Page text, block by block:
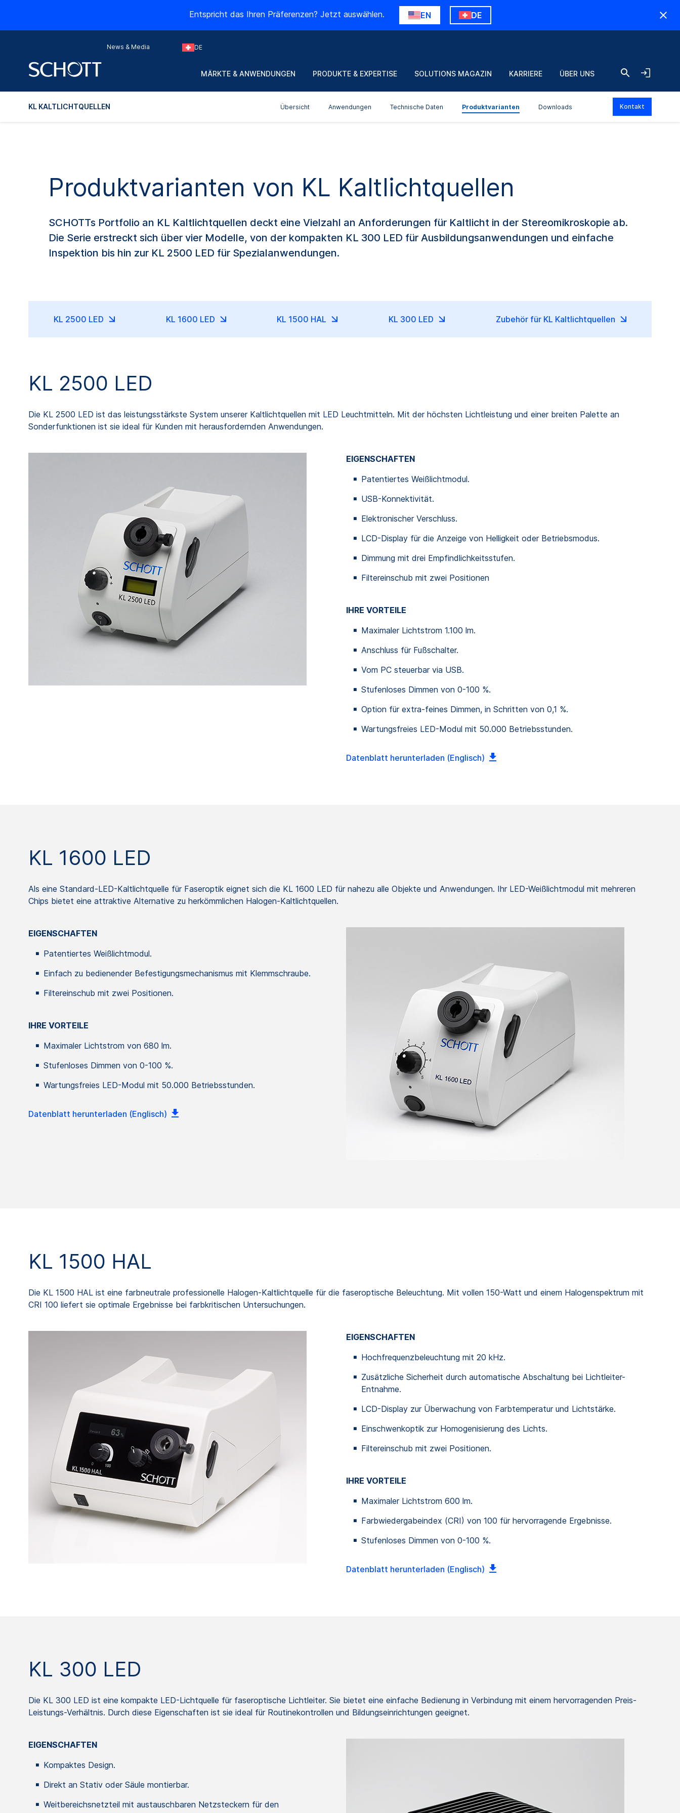
Entspricht das Ihren Präferenzen? Jetzt auswählen. EN DE
News & Media DE
MÄRKTE & ANWENDUNGEN PRODUKTE & EXPERTISE SOLUTIONS MAGAZIN KARRIERE ÜBER UNS
KL KALTLICHTQUELLEN Übersicht Anwendungen Technische Daten Produktvarianten Downloads Kontakt
Produktvarianten von KL Kaltlichtquellen
SCHOTTs Portfolio an KL Kaltlichtquellen deckt eine Vielzahl an Anforderungen für Kaltlicht in der Stereomikroskopie ab.
Die Serie erstreckt sich über vier Modelle, von der kompakten KL 300 LED für Ausbildungsanwendungen und einfache
Inspektion bis hin zur KL 2500 LED für Spezialanwendungen.
KL 2500 LED KL 1600 LED KL 1500 HAL KL 300 LED Zubehör für KL Kaltlichtquellen
KL 2500 LED
Die KL 2500 LED ist das leistungsstärkste System unserer Kaltlichtquellen mit LED Leuchtmitteln. Mit der höchsten Lichtleistung und einer breiten Palette an
Sonderfunktionen ist sie ideal für Kunden mit herausfordernden Anwendungen.
EIGENSCHAFTEN
Patentiertes Weißlichtmodul.
USB-Konnektivität.
Elektronischer Verschluss.
LCD-Display für die Anzeige von Helligkeit oder Betriebsmodus.
Dimmung mit drei Empfindlichkeitsstufen.
Filtereinschub mit zwei Positionen
IHRE VORTEILE
Maximaler Lichtstrom 1.100 lm.
Anschluss für Fußschalter.
Vom PC steuerbar via USB.
Stufenloses Dimmen von 0-100 %.
Option für extra-feines Dimmen, in Schritten von 0,1 %.
Wartungsfreies LED-Modul mit 50.000 Betriebsstunden.
Datenblatt herunterladen (Englisch)
KL 1600 LED
Als eine Standard-LED-Kaltlichtquelle für Faseroptik eignet sich die KL 1600 LED für nahezu alle Objekte und Anwendungen. Ihr LED-Weißlichtmodul mit mehreren
Chips bietet eine attraktive Alternative zu herkömmlichen Halogen-Kaltlichtquellen.
EIGENSCHAFTEN
Patentiertes Weißlichtmodul.
Einfach zu bedienender Befestigungsmechanismus mit Klemmschraube.
Filtereinschub mit zwei Positionen.
IHRE VORTEILE
Maximaler Lichtstrom von 680 lm.
Stufenloses Dimmen von 0-100 %.
Wartungsfreies LED-Modul mit 50.000 Betriebsstunden.
Datenblatt herunterladen (Englisch)
KL 1500 HAL
Die KL 1500 HAL ist eine farbneutrale professionelle Halogen-Kaltlichtquelle für die faseroptische Beleuchtung. Mit vollen 150-Watt und einem Halogenspektrum mit
CRI 100 liefert sie optimale Ergebnisse bei farbkritischen Untersuchungen.
EIGENSCHAFTEN
Hochfrequenzbeleuchtung mit 20 kHz.
Zusätzliche Sicherheit durch automatische Abschaltung bei Lichtleiter-
Entnahme.
LCD-Display zur Überwachung von Farbtemperatur und Lichtstärke.
Einschwenkoptik zur Homogenisierung des Lichts.
Filtereinschub mit zwei Positionen.
IHRE VORTEILE
Maximaler Lichtstrom 600 lm.
Farbwiedergabeindex (CRI) von 100 für hervorragende Ergebnisse.
Stufenloses Dimmen von 0-100 %.
Datenblatt herunterladen (Englisch)
KL 300 LED
Die KL 300 LED ist eine kompakte LED-Lichtquelle für faseroptische Lichtleiter. Sie bietet eine einfache Bedienung in Verbindung mit einem hervorragenden Preis-
Leistungs-Verhältnis. Durch diese Eigenschaften ist sie ideal für Routinekontrollen und Bildungseinrichtungen geeignet.
EIGENSCHAFTEN
Kompaktes Design.
Direkt an Stativ oder Säule montierbar.
Weitbereichsnetzteil mit austauschbaren Netzsteckern für den